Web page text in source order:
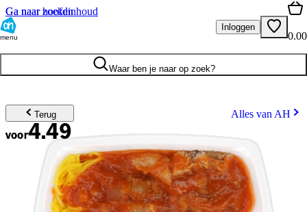
Ga naar hoofdinhoud
Ga naar zoeken
menu
Inloggen
0.00
Waar ben je naar op zoek?
Terug Alles van AH
voor4.49